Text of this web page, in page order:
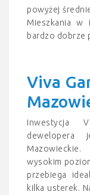
powyżej
Mieszkania w
bardzo dobrze
Viva
Inwestycja
dewelopera
wysokim
przebiega
kilka usterek.